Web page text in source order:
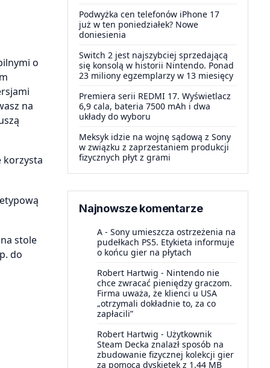
o
na
korzysta
stole
do
Podwyżka cen telefonów iPhone 17
już w ten poniedziałek? Nowe
doniesienia
Switch 2 jest najszybciej sprzedającą
się konsolą w historii Nintendo. Ponad
23 miliony egzemplarzy w 13 miesięcy
Premiera serii REDMI 17. Wyświetlacz
6,9 cala, bateria 7500 mAh i dwa
układy do wyboru
Meksyk idzie na wojnę sądową z Sony
w związku z zaprzestaniem produkcji
fizycznych płyt z grami
Najnowsze komentarze
A - Sony umieszcza ostrzeżenia na
pudełkach PS5. Etykieta informuje
o końcu gier na płytach
Robert Hartwig - Nintendo nie
chce zwracać pieniędzy graczom.
Firma uważa, że klienci u USA
„otrzymali dokładnie to, za co
zapłacili”
Robert Hartwig - Użytkownik
Steam Decka znalazł sposób na
zbudowanie fizycznej kolekcji gier
za pomocą dyskietek z 1.44 MB